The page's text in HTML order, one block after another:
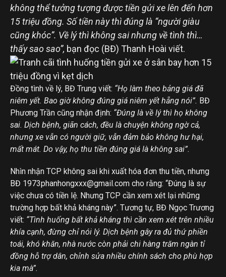
không thể tưởng tượng được tiền gửi xe lên đến hơn
15 triệu đồng. Số tiền này thì đúng là “người giàu
cũng khóc”. Về lý thì không sai nhưng về tình thì…
thấy sao sao”, bạn đọc (BĐ) Thanh Hoài viết.
Đồng tình về lý, BĐ Trung viết: “Họ làm theo bảng giá đã
niêm yết. Bao giờ không đúng giá niêm yết hẵng nói”. BĐ
Phương Trần cũng nhận định: “Đúng là về lý thì họ không
sai. Dịch bệnh, giãn cách, đều là chuyện không ngờ cả,
nhưng xe vẫn có người giữ, vẫn đảm bảo không hư hại,
mất mát. Do vậy, họ thu tiền đúng giá là không sai”.
Nhìn nhận TCP không sai khi xuất hóa đơn thu tiền, nhưng
BĐ 1973phanhongxxx@gmail.com cho rằng: “Đúng là sự
việc chưa có tiền lệ. Nhưng TCP cần xem xét lại những
trường hợp bất khả kháng này”. Tương tự, BĐ Ngọc Trương
viết: “Tình huống bất khả kháng thì cần xem xét trên nhiều
khía cạnh, đừng chỉ nói lý. Dịch bệnh gây ra đủ thứ phiền
toái, khó khăn, nhà nước còn phải chi hàng trăm ngàn tỉ
đồng hỗ trợ dân, chỉnh sửa nhiều chính sách cho phù hợp
kia mà”.